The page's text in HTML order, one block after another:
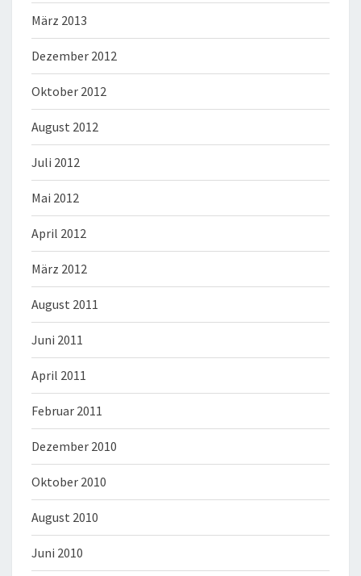
März 2013
Dezember 2012
Oktober 2012
August 2012
Juli 2012
Mai 2012
April 2012
März 2012
August 2011
Juni 2011
April 2011
Februar 2011
Dezember 2010
Oktober 2010
August 2010
Juni 2010